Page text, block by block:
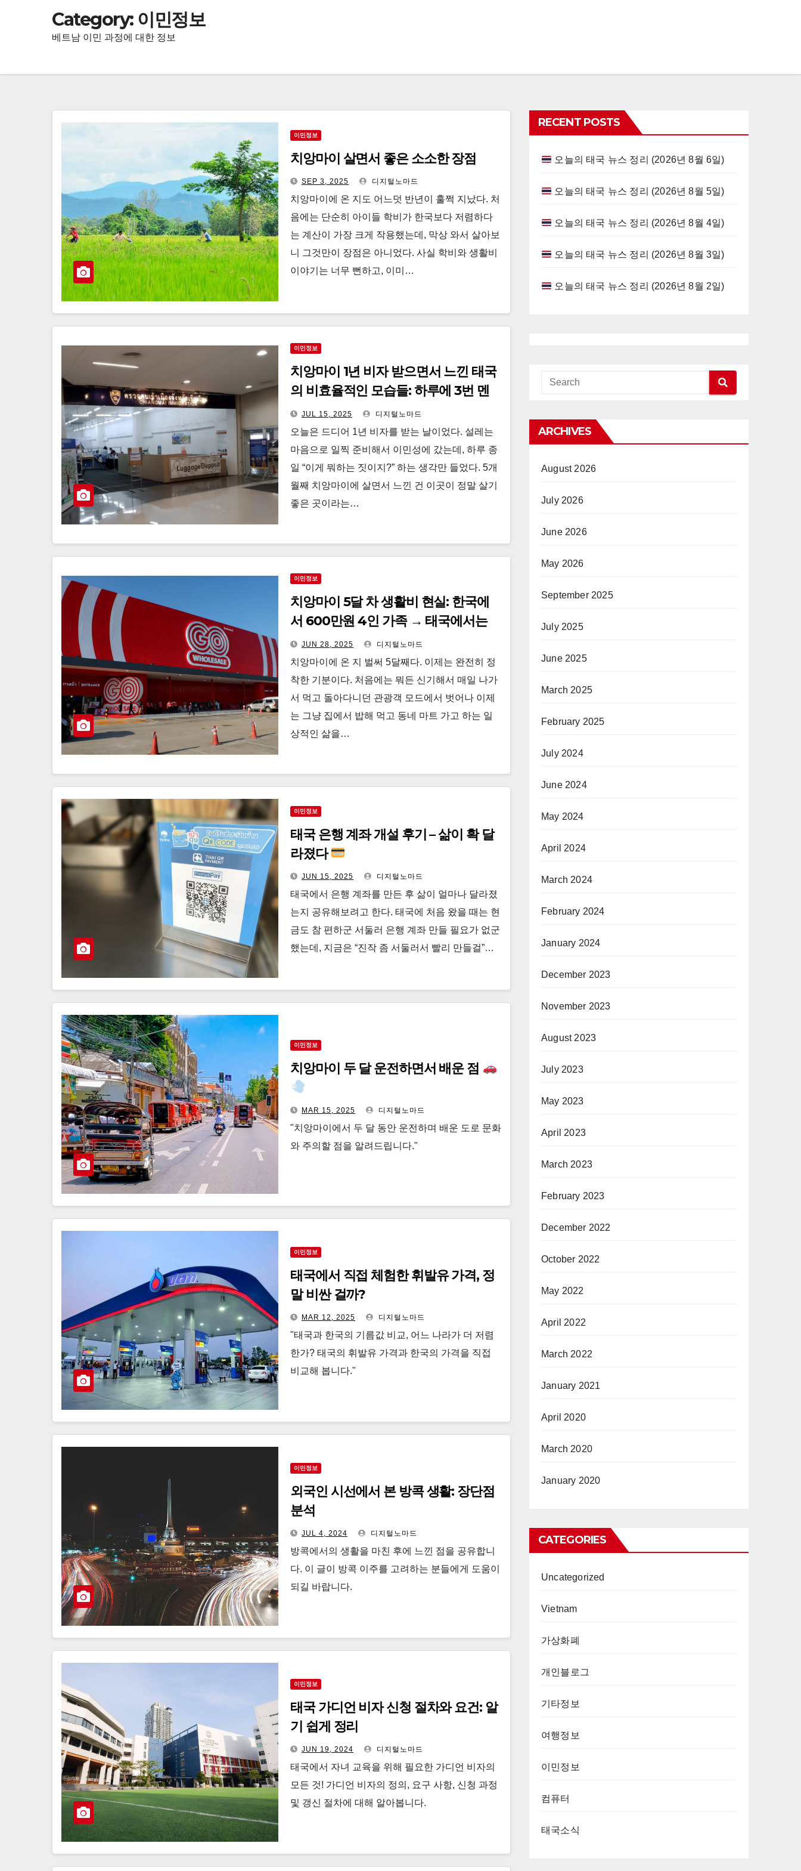
Category: 이민정보
베트남 이민 과정에 대한 정보
이민정보
치앙마이 살면서 좋은 소소한 장점
SEP 3, 2025 디지털노마드
치앙마이에 온 지도 어느덧 반년이 훌쩍 지났다. 처
음에는 단순히 아이들 학비가 한국보다 저렴하다
는 계산이 가장 크게 작용했는데, 막상 와서 살아보
니 그것만이 장점은 아니었다. 사실 학비와 생활비
이야기는 너무 뻔하고, 이미…
이민정보
치앙마이 1년 비자 받으면서 느낀 태국
의 비효율적인 모습들: 하루에 3번 멘
붕 온 이야기
JUL 15, 2025 디지털노마드
오늘은 드디어 1년 비자를 받는 날이었다. 설레는
마음으로 일찍 준비해서 이민성에 갔는데, 하루 종
일 “이게 뭐하는 짓이지?” 하는 생각만 들었다. 5개
월째 치앙마이에 살면서 느낀 건 이곳이 정말 살기
좋은 곳이라는…
이민정보
치앙마이 5달 차 생활비 현실: 한국에
서 600만원 4인 가족 → 태국에서는
얼마 쓸까?
JUN 28, 2025 디지털노마드
치앙마이에 온 지 벌써 5달째다. 이제는 완전히 정
착한 기분이다. 처음에는 뭐든 신기해서 매일 나가
서 먹고 돌아다니던 관광객 모드에서 벗어나 이제
는 그냥 집에서 밥해 먹고 동네 마트 가고 하는 일
상적인 삶을…
이민정보
태국 은행 계좌 개설 후기 – 삶이 확 달
라졌다
JUN 15, 2025 디지털노마드
태국에서 은행 계좌를 만든 후 삶이 얼마나 달라졌
는지 공유해보려고 한다. 태국에 처음 왔을 때는 현
금도 참 편하군 서둘러 은행 계좌 만들 필요가 없군
했는데, 지금은 “진작 좀 서둘러서 빨리 만들걸”…
이민정보
치앙마이 두 달 운전하면서 배운 점
MAR 15, 2025 디지털노마드
"치앙마이에서 두 달 동안 운전하며 배운 도로 문화
와 주의할 점을 알려드립니다."
이민정보
태국에서 직접 체험한 휘발유 가격, 정
말 비싼 걸까?
MAR 12, 2025 디지털노마드
"태국과 한국의 기름값 비교, 어느 나라가 더 저렴
한가? 태국의 휘발유 가격과 한국의 가격을 직접
비교해 봅니다."
이민정보
외국인 시선에서 본 방콕 생활: 장단점
분석
JUL 4, 2024 디지털노마드
방콕에서의 생활을 마친 후에 느낀 점을 공유합니
다. 이 글이 방콕 이주를 고려하는 분들에게 도움이
되길 바랍니다.
이민정보
태국 가디언 비자 신청 절차와 요건: 알
기 쉽게 정리
JUN 19, 2024 디지털노마드
태국에서 자녀 교육을 위해 필요한 가디언 비자의
모든 것! 가디언 비자의 정의, 요구 사항, 신청 과정
및 갱신 절차에 대해 알아봅니다.
RECENT POSTS
오늘의 태국 뉴스 정리 (2026년 8월 6일)
오늘의 태국 뉴스 정리 (2026년 8월 5일)
오늘의 태국 뉴스 정리 (2026년 8월 4일)
오늘의 태국 뉴스 정리 (2026년 8월 3일)
오늘의 태국 뉴스 정리 (2026년 8월 2일)
ARCHIVES
August 2026
July 2026
June 2026
May 2026
September 2025
July 2025
June 2025
March 2025
February 2025
July 2024
June 2024
May 2024
April 2024
March 2024
February 2024
January 2024
December 2023
November 2023
August 2023
July 2023
May 2023
April 2023
March 2023
February 2023
December 2022
October 2022
May 2022
April 2022
March 2022
January 2021
April 2020
March 2020
January 2020
CATEGORIES
Uncategorized
Vietnam
가상화폐
개인블로그
기타정보
여행정보
이민정보
컴퓨터
태국소식